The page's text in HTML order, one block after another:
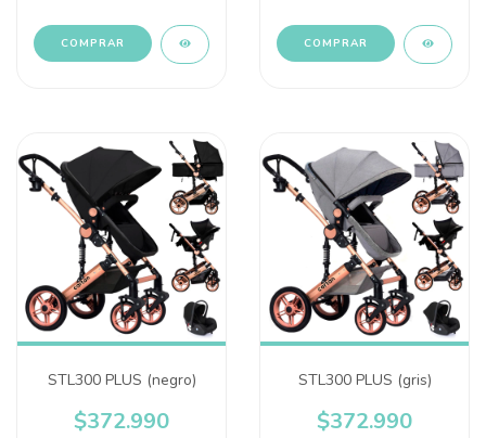
STL300 PLUS (negro)
$372.990
STL300 PLUS (gris)
$372.990